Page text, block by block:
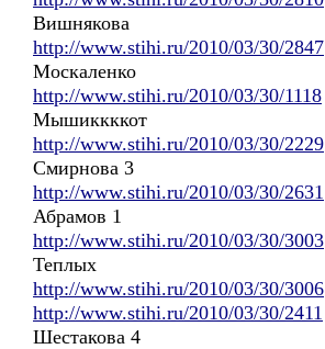
Вишнякова
http://www.stihi.ru/2010/03/30/2847
Москаленко
http://www.stihi.ru/2010/03/30/1118
Мышиккккот
http://www.stihi.ru/2010/03/30/2229
Смирнова 3
http://www.stihi.ru/2010/03/30/2631
Абрамов 1
http://www.stihi.ru/2010/03/30/3003
Теплых
http://www.stihi.ru/2010/03/30/3006
http://www.stihi.ru/2010/03/30/2411
Шестакова 4